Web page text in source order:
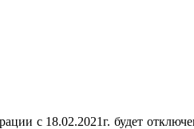
с 18.02.2021г. будет